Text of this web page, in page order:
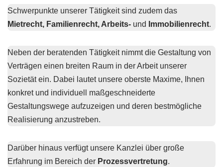
Schwerpunkte unserer Tätigkeit sind zudem das
Mietrecht, Familienrecht, Arbeits- und Immobilienrecht.
Neben der beratenden Tätigkeit nimmt die Gestaltung von
Verträgen einen breiten Raum in der Arbeit unserer
Sozietät ein. Dabei lautet unsere oberste Maxime, Ihnen
konkret und individuell maßgeschneiderte
Gestaltungswege aufzuzeigen und deren bestmögliche
Realisierung anzustreben.
Darüber hinaus verfügt unsere Kanzlei über große
Erfahrung im Bereich der Prozessvertretung.